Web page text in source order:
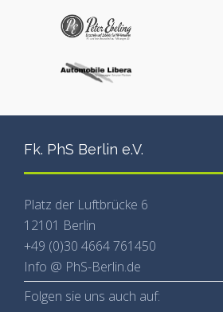
Fk. PhS Berlin e.V.
Platz der Luftbrücke 6
12101 Berlin
+49 (0)30 4664 761450
Info @ PhS-Berlin.de
Folgen sie uns auch auf: